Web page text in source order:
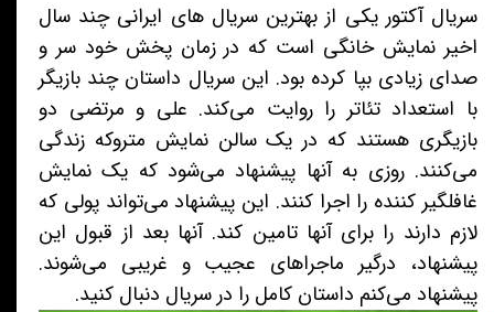
سریال آکتور یکی از بهترین سریال های ایرانی چند سال
اخیر نمایش خانگی است که در زمان پخش خود سر و
صدای زیادی بپا کرده بود. این سریال داستان چند بازیگر
با استعداد تئاتر را روایت می‌کند. علی و مرتضی دو
بازیگری هستند که در یک سالن نمایش متروکه زندگی
می‌کنند. روزی به آنها پیشنهاد می‌شود که یک نمایش
غافلگیر کننده را اجرا کنند. این پیشنهاد می‌تواند پولی که
لازم دارند را برای آنها تامین کند. آنها بعد از قبول این
پیشنهاد، درگیر ماجراهای عجیب و غریبی می‌شوند.
پیشنهاد می‌کنم داستان کامل را در سریال دنبال کنید.